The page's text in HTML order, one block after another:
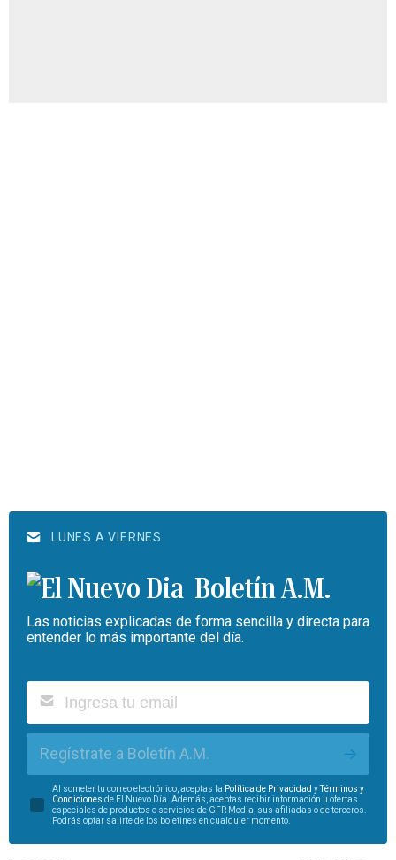
LUNES A VIERNES
Boletín A.M.
Las noticias explicadas de forma sencilla y directa para
entender lo más importante del día.
Regístrate a Boletín A.M.
Al someter tu correo electrónico, aceptas la Política de Privacidad y
Términos y
Condiciones de El Nuevo Día. Además, aceptas recibir información u ofertas
especiales de productos o servicios de GFR Media, sus afiliadas o de terceros.
Podrás optar salirte de los boletines en cualquier momento.